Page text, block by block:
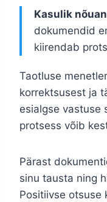
Kasulik
dokumendid
kiirendab
Taotluse
korrektsusest ja
esialgse vastuse
protsess võib
Pärast
sinu tausta ning
Positiivse otsuse